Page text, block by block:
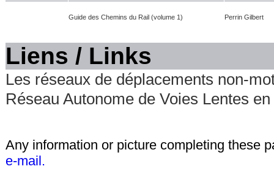
Guide des Chemins du Rail (volume 1) Perrin Gilbert
Liens / Links
Les réseaux de déplacements non-
Réseau Autonome de Voies Lentes
Any information or picture completing these
e-mail.